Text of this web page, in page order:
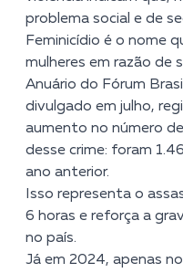
problema social e de
Feminicídio é o nome
mulheres em razão de
Anuário do Fórum
divulgado em julho,
aumento no número
desse crime: foram
ano anterior.
Isso representa o
6 horas e reforça a
no país.
Já em 2024, apenas